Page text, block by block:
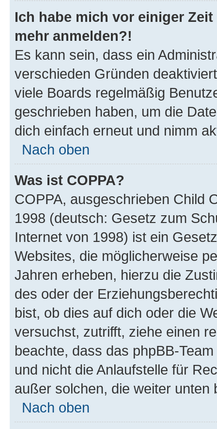
Ich habe mich vor einiger
mehr anmelden?!
Es kann sein, dass ein
verschieden Gründen
viele Boards regelmäßig
geschrieben haben, um die
dich einfach erneut und nimm
Nach oben
Was ist COPPA?
COPPA, ausgeschrieben Child
1998 (deutsch: Gesetz zum
Internet von 1998) ist ein
Websites, die möglicherweise
Jahren erheben, hierzu die
des oder der
bist, ob dies auf dich oder die
versuchst, zutrifft, ziehe einen
beachte, dass das phpBB-
und nicht die Anlaufstelle für
außer solchen, die weiter unten
Nach oben